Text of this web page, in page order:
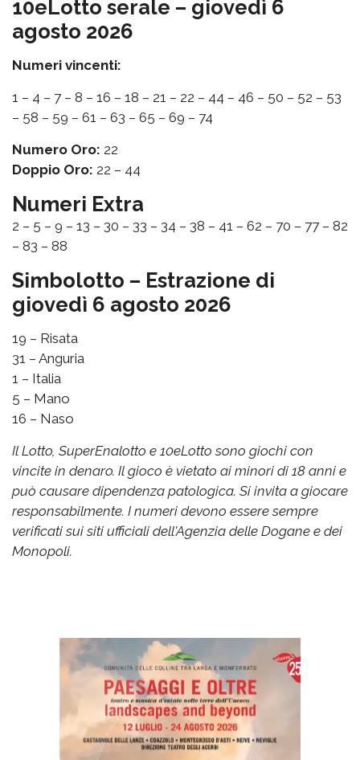
10eLotto serale – giovedì 6
agosto 2026
Numeri vincenti:
1 – 4 – 7 – 8 – 16 – 18 – 21 – 22 – 44 – 46 – 50 – 52 – 53
– 58 – 59 – 61 – 63 – 65 – 69 – 74
Numero Oro: 22
Doppio Oro: 22 – 44
Numeri Extra
2 – 5 – 9 – 13 – 30 – 33 – 34 – 38 – 41 – 62 – 70 – 77 – 82
– 83 – 88
Simbolotto – Estrazione di
giovedì 6 agosto 2026
19 – Risata
31 – Anguria
1 – Italia
5 – Mano
16 – Naso
Il Lotto, SuperEnalotto e 10eLotto sono giochi con
vincite in denaro. Il gioco è vietato ai minori di 18 anni e
può causare dipendenza patologica. Si invita a giocare
responsabilmente. I numeri devono essere sempre
verificati sui siti ufficiali dell'Agenzia delle Dogane e dei
Monopoli.